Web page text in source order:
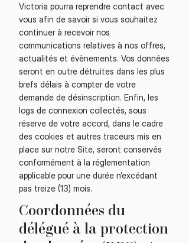
Victoria pourra reprendre contact avec
vous afin de savoir si vous souhaitez
continuer à recevoir nos
communications relatives à nos offres,
actualités et évènements. Vos données
seront en outre détruites dans les plus
brefs délais à compter de votre
demande de désinscription. Enfin, les
logs de connexion collectés, sous
réserve de votre accord, dans le cadre
des cookies et autres traceurs mis en
place sur notre Site, seront conservés
conformément à la réglementation
applicable pour une durée n’excédant
pas treize (13) mois.
Coordonnées du
délégué à la protection